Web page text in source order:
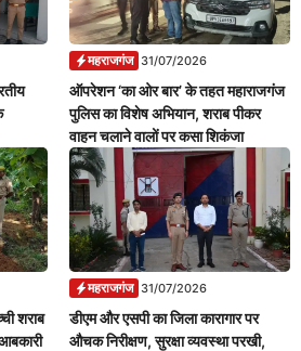
महराजगंज 31/07/2026
ऑपरेशन ‘का ओर बार’ के तहत महाराजगंज
पुलिस का विशेष अभियान, शराब पीकर
वाहन चलाने वालों पर कसा शिकंजा
शराब
महराजगंज 31/07/2026
डीएम और एसपी का जिला कारागार पर
औचक निरीक्षण, सुरक्षा व्यवस्था परखी,